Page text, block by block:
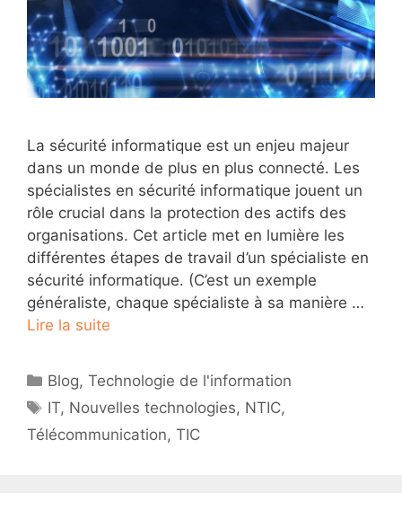
La sécurité informatique est un enjeu majeur
dans un monde de plus en plus connecté. Les
spécialistes en sécurité informatique jouent un
rôle crucial dans la protection des actifs des
organisations. Cet article met en lumière les
différentes étapes de travail d’un spécialiste en
sécurité informatique. (C’est un exemple
généraliste, chaque spécialiste à sa manière …
Lire la suite
Catégories
Blog,Technologie de l'information
Étiquettes
IT, Nouvelles technologies, NTIC,
Télécommunication, TIC